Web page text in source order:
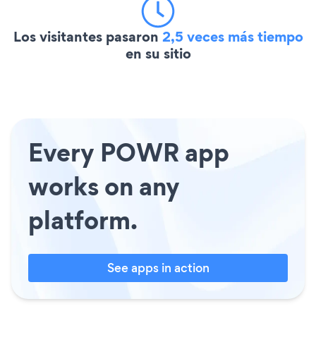
Los visitantes pasaron 2,5 veces más tiempo
en su sitio
Every POWR app
works on any
platform.
See apps in action